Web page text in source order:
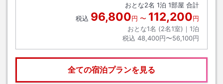
おとな2名 1泊 1部屋 合計
税込 96,800円 〜 112,200円
おとな1名 (2名1室)｜ 1泊
税込 48,400円〜56,100円
全ての宿泊プランを見る